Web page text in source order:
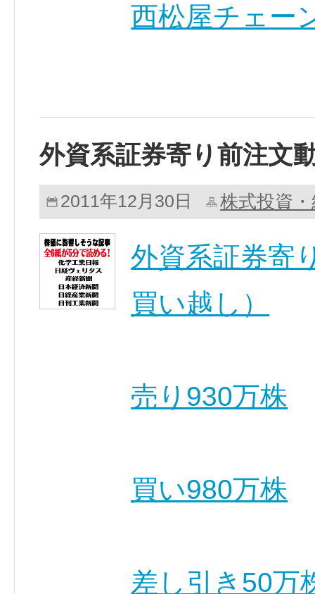
西松屋チェ
外資系証券寄り前注文
2011年12月30日 株式投資
外資系証券寄
買い越し）
売り930万株
買い980万株
差し引き50万